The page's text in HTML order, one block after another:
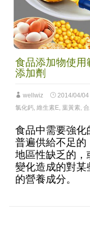
食品添加物使用
添加劑
wellwiz 2014/04/04
氯化鈣, 維生素E, 葉黃素,
食品中需要強化
普遍供給不足的
地區性缺乏的，
變化造成的對某
的營養成分。